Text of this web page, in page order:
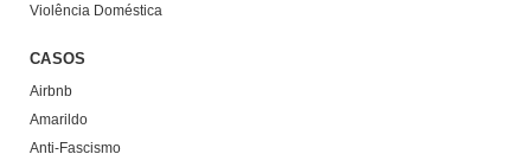
Violência Doméstica
CASOS
Airbnb
Amarildo
Anti-Fascismo